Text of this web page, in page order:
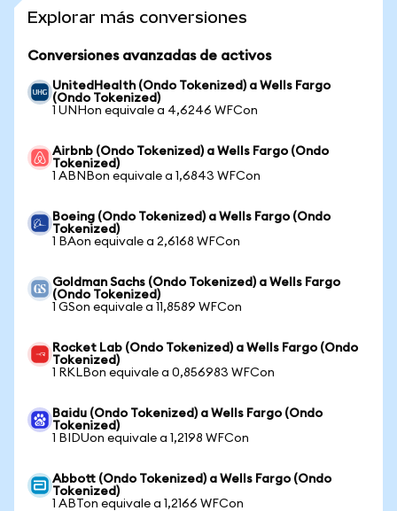
Explorar más conversiones
Conversiones avanzadas de activos
UnitedHealth (Ondo Tokenized) a Wells Fargo
(Ondo Tokenized)
1 UNHon equivale a 4,6246 WFCon
Airbnb (Ondo Tokenized) a Wells Fargo (Ondo
Tokenized)
1 ABNBon equivale a 1,6843 WFCon
Boeing (Ondo Tokenized) a Wells Fargo (Ondo
Tokenized)
1 BAon equivale a 2,6168 WFCon
Goldman Sachs (Ondo Tokenized) a Wells Fargo
(Ondo Tokenized)
1 GSon equivale a 11,8589 WFCon
Rocket Lab (Ondo Tokenized) a Wells Fargo (Ondo
Tokenized)
1 RKLBon equivale a 0,856983 WFCon
Baidu (Ondo Tokenized) a Wells Fargo (Ondo
Tokenized)
1 BIDUon equivale a 1,2198 WFCon
Abbott (Ondo Tokenized) a Wells Fargo (Ondo
Tokenized)
1 ABTon equivale a 1,2166 WFCon